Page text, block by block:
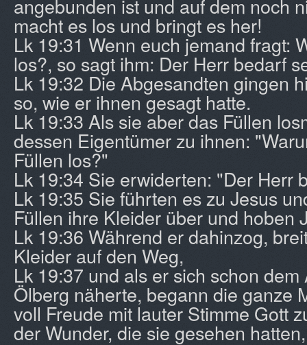
angebunden ist und auf dem noch
macht es los und bringt es her!
Lk 19:31 Wenn euch jemand fragt:
los?, so sagt ihm: Der Herr bedarf
Lk 19:32 Die Abgesandten gingen
so, wie er ihnen gesagt hatte.
Lk 19:33 Als sie aber das Füllen
dessen Eigentümer zu ihnen:
Füllen los?"
Lk 19:34 Sie erwiderten: "Der Herr
Lk 19:35 Sie führten es zu Jesus
Füllen ihre Kleider über und hoben
Lk 19:36 Während er dahinzog,
Kleider auf den Weg,
Lk 19:37 und als er sich schon dem
Ölberg näherte, begann die ganze
voll Freude mit lauter Stimme Gott
der Wunder, die sie gesehen hatten,